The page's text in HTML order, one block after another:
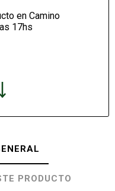
en Camino
17hs
PRODUCTO